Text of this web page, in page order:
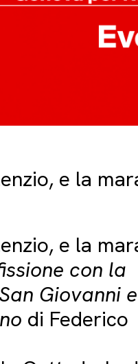
e la
e la
con la
Giovanni
di Federico